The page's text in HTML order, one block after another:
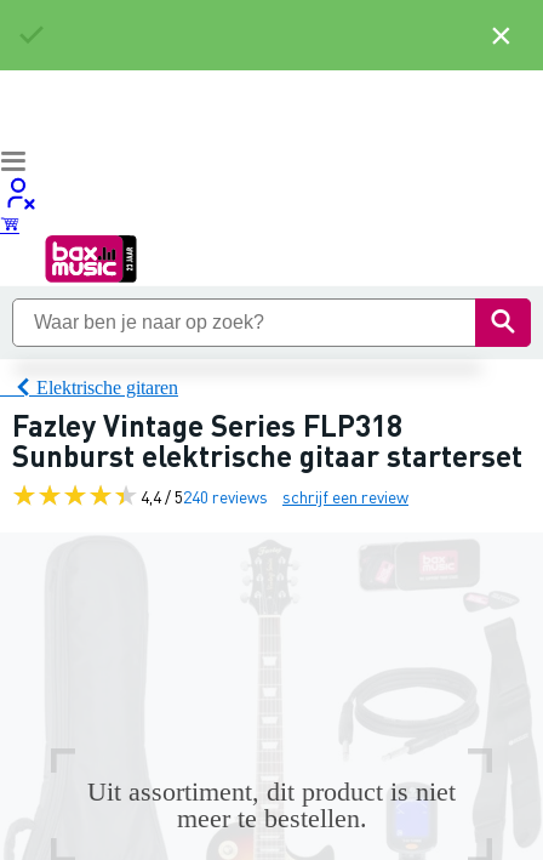
Elektrische gitaren
Fazley Vintage Series FLP318
Sunburst elektrische gitaar starterset
4,4 / 5240 reviews schrijf een review
Uit assortiment, dit product is niet
meer te bestellen.
×